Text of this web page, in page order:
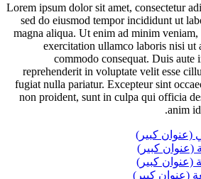
Lorem ipsum dolor sit amet, consectetur
sed do eiusmod tempor incididunt ut
magna aliqua. Ut enim ad minim veniam,
exercitation ullamco laboris nisi ut
commodo consequat. Duis aute
reprehenderit in voluptate velit esse
fugiat nulla pariatur. Excepteur sint
non proident, sunt in culpa qui officia
anim
(عنوان كبير)
(عنوان كبير)
(عنوان كبير)
(عنوان كبير)